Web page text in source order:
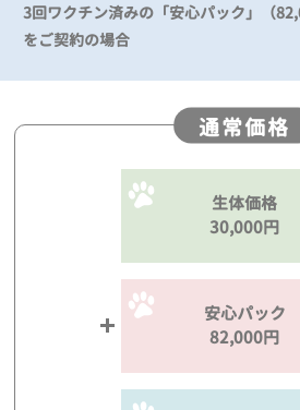
3回ワクチン済みの「安心パック」（
をご契約の場合
通常価格
生体価格
30,000円
安心パック
82,000円